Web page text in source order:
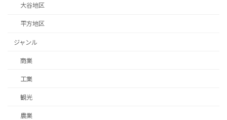
大谷地区
平方地区
ジャンル
商業
工業
観光
農業